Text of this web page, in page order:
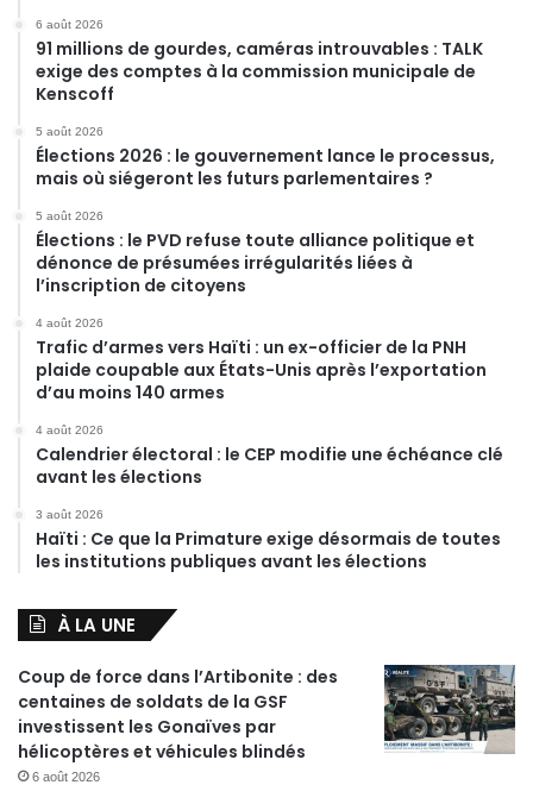
6 août 2026
91 millions de gourdes, caméras introuvables : TALK
exige des comptes à la commission municipale de
Kenscoff
5 août 2026
Élections 2026 : le gouvernement lance le processus,
mais où siégeront les futurs parlementaires ?
5 août 2026
Élections : le PVD refuse toute alliance politique et
dénonce de présumées irrégularités liées à
l’inscription de citoyens
4 août 2026
Trafic d’armes vers Haïti : un ex-officier de la PNH
plaide coupable aux États-Unis après l’exportation
d’au moins 140 armes
4 août 2026
Calendrier électoral : le CEP modifie une échéance clé
avant les élections
3 août 2026
Haïti : Ce que la Primature exige désormais de toutes
les institutions publiques avant les élections
À LA UNE
Coup de force dans l’Artibonite : des
centaines de soldats de la GSF
investissent les Gonaïves par
hélicoptères et véhicules blindés
6 août 2026